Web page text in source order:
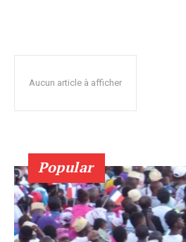
Aucun article à afficher
Popular